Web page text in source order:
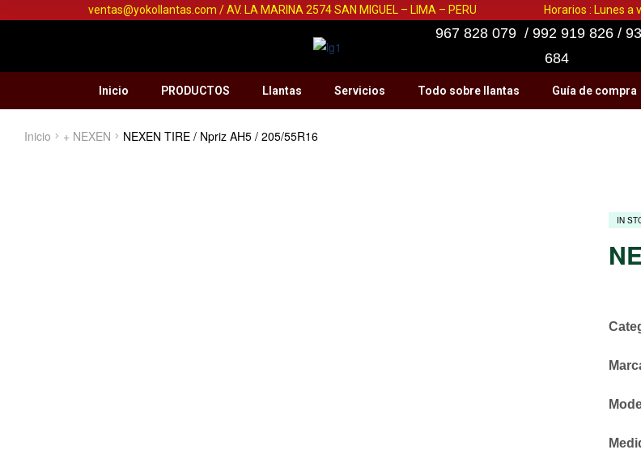
ventas@yokollantas.com / AV. LA MARINA 2574 SAN MIGUEL – LIMA – PERU Horarios : Lunes
967 828 079 / 992 919 826 /
684
Inicio PRODUCTOS Llantas Servicios Todo sobre llantas Guía de compra
Inicio + NEXEN NEXEN TIRE / Npriz AH5 / 205/55R16
IN